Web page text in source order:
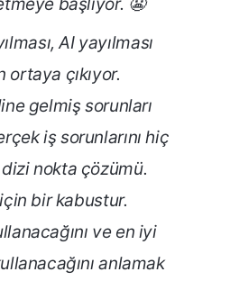
AI yayılması
çıkıyor.
gelmiş sorunları
iş sorunlarını hiç
nokta çözümü.
bir kabustur.
ve en iyi
anlamak